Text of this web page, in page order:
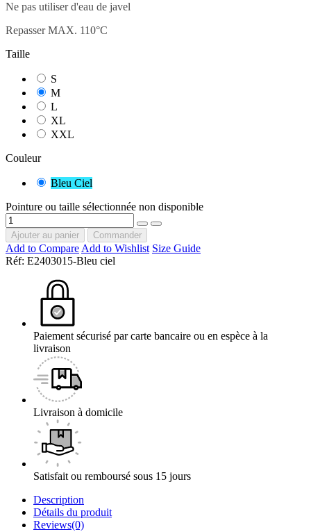
Ne pas utiliser d'eau de javel
Repasser MAX. 110°C
Taille
S
M
L
XL
XXL
Couleur
Bleu Ciel
Pointure ou taille sélectionnée non disponible
Ajouter au panier Commander
Add to CompareAdd to Wishlist Size Guide
Réf: E2403015-Bleu ciel
Paiement sécurisé par carte bancaire ou en espèce à la
livraison
Livraison à domicile
Satisfait ou remboursé sous 15 jours
Description
Détails du produit
Reviews(0)